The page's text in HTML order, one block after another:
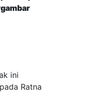
ini
Ratna